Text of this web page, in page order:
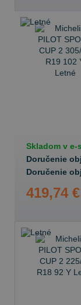
Skladom v e-
Doručenie
Doručenie
419,74 €